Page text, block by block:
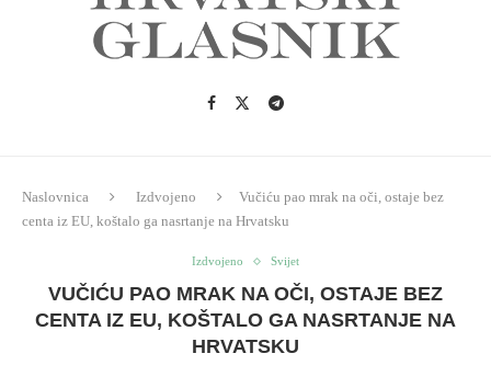
Naslovnica Izdvojeno
Vučiću pao mrak na oči, ostaje bez
centa iz EU, koštalo ga nasrtanje na Hrvatsku
Izdvojeno Svijet
VUČIĆU PAO MRAK NA OČI, OSTAJE BEZ
CENTA IZ EU, KOŠTALO GA NASRTANJE NA
HRVATSKU